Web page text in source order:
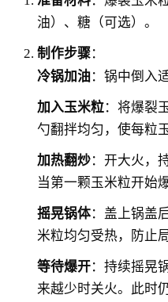
油）、糖（可选）。
制作步骤：
冷锅加油：锅中倒入
加入玉米粒：将爆裂
勺翻拌均匀，使每粒
加热翻炒：开大火，
当第一颗玉米粒开始
摇晃锅体：盖上锅盖
米粒均匀受热，防止
等待爆开：持续摇晃
来越少时关火。此时